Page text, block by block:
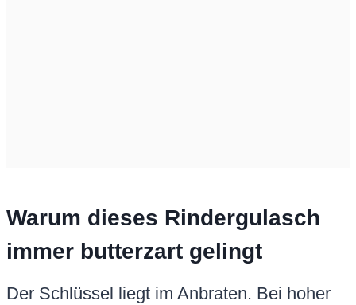
Warum dieses Rindergulasch
immer butterzart gelingt
Der Schlüssel liegt im Anbraten. Bei hoher